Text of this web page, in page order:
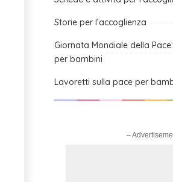
Storie per l’accoglienza
Giornata Mondiale della
per bambini
Lavoretti sulla pace per
–